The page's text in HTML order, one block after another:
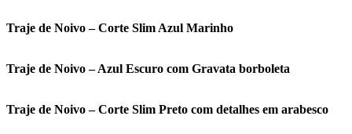
Traje de Noivo – Corte Slim Azul Marinho
Traje de Noivo – Azul Escuro com Gravata borboleta
Traje de Noivo – Corte Slim Preto com detalhes em arabesco